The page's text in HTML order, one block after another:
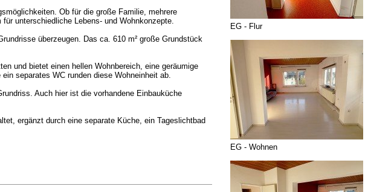
Ob für die große Familie, mehrere
unterschiedliche Lebens- und Wohnkonzepte.
überzeugen. Das ca. 610 m² große Grundstück
und bietet einen hellen Wohnbereich, eine geräumige
separates WC runden diese Wohneinheit ab.
Auch hier ist die vorhandene Einbauküche
ergänzt durch eine separate Küche, ein Tageslichtbad
EG - Flur
EG - Wohnen